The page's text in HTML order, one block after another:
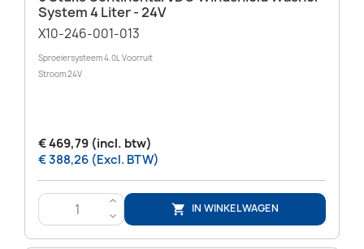
System 4 Liter - 24V
X10-246-001-013
Sproeiersysteem 4.0L Voorruit
Stroom 24V
€ 469,79 (incl. btw)
€ 388,26 (Excl. BTW)
>
<
 IN WINKELWAGEN